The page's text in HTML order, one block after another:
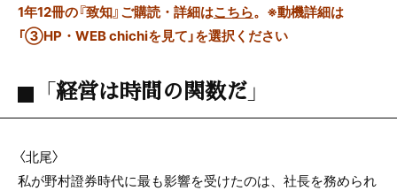
1年12冊の『致知』ご購読・詳細はこちら。 ※動機詳細は
「③HP・WEB chichiを見て」を選択ください
「経営は時間の関数だ」
〈北尾〉
私が野村證券時代に最も影響を受けたのは、社長を務められ